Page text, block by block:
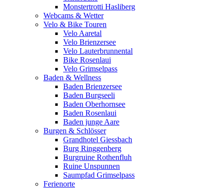
Monstertrotti Hasliberg
Webcams & Wetter
Velo & Bike Touren
Velo Aaretal
Velo Brienzersee
Velo Lauterbrunnental
Bike Rosenlaui
Velo Grimselpass
Baden & Wellness
Baden Brienzersee
Baden Burgseeli
Baden Oberhornsee
Baden Rosenlaui
Baden junge Aare
Burgen & Schlösser
Grandhotel Giessbach
Burg Ringgenberg
Burgruine Rothenfluh
Ruine Unspunnen
Saumpfad Grimselpass
Ferienorte